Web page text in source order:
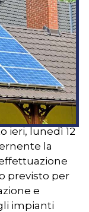
ieri, lunedì 12
la
previsto per
e
impianti